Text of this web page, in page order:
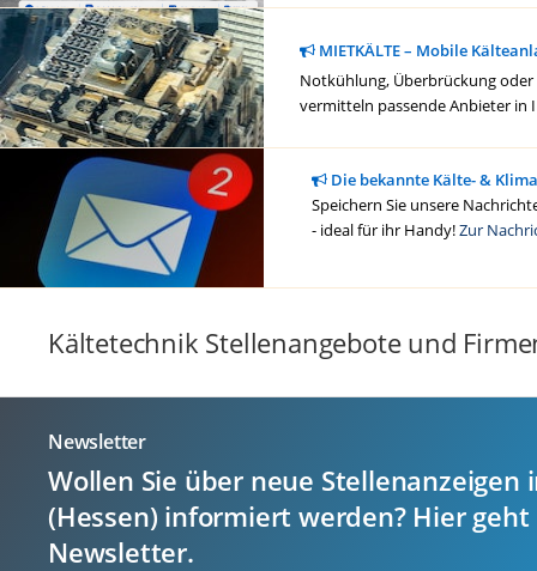
MIETKÄLTE – Mobile
Notkühlung, Überbrückung
vermitteln passende Anbieter in
Die bekannte Kälte- &
Speichern Sie unsere
- ideal für ihr Handy!Zur
Kältetechnik Stellenangebote und
Newsletter
Wollen Sie über neue
(Hessen) informiert werden? Hier geht
Newsletter.